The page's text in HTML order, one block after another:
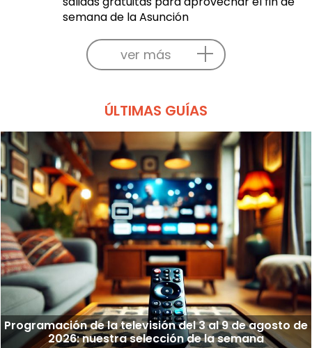
semana de la Asunción
ver más
ÚLTIMAS GUÍAS
Programación de la televisión del 3 al 9 de agosto de
2026: nuestra selección de la semana